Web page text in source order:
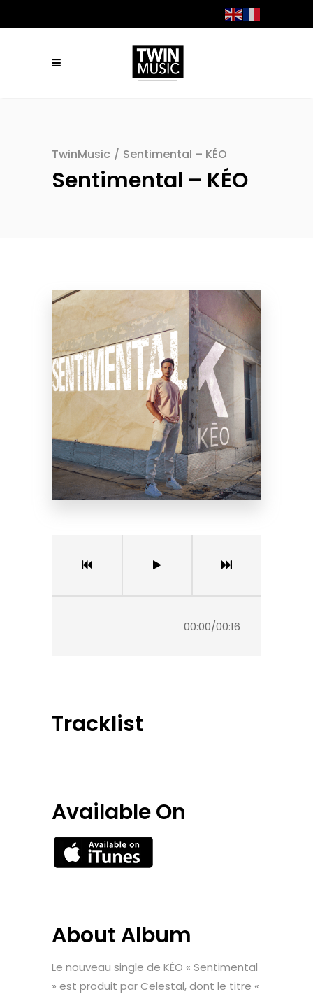
TwinMusic / Sentimental – KÉO
Sentimental – KÉO
00:00/00:16
Tracklist
Available On
About Album
Le nouveau single de KÉO « Sentimental
» est produit par Celestal, dont le titre «